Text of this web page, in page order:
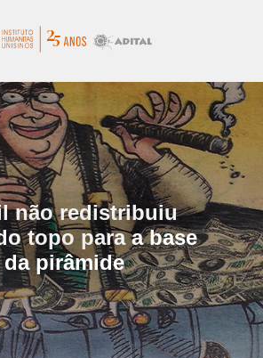
não redistribuiu
topo para a base
da pirâmide